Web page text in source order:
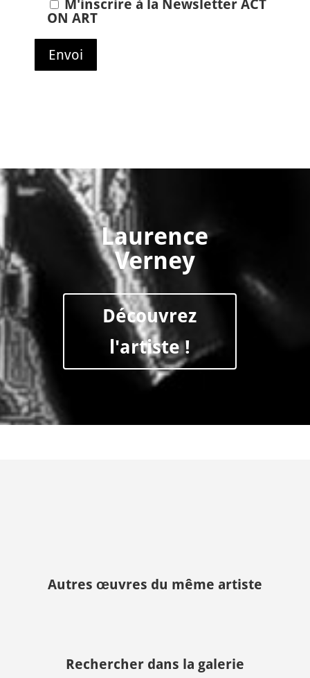
M'inscrire à la Newsletter ACT
ON ART
Laurence
Verney
Découvrez
l'artiste !
Autres œuvres du même artiste
Rechercher dans la galerie